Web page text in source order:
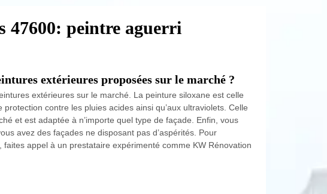
47600: peintre aguerri
extérieures proposées sur le marché ?
extérieures sur le marché. La peinture siloxane est celle
contre les pluies acides ainsi qu’aux ultraviolets. Celle
et est adaptée à n’importe quel type de façade. Enfin, vous
avez des façades ne disposant pas d’aspérités. Pour
faites appel à un prestataire expérimenté comme KW Rénovation